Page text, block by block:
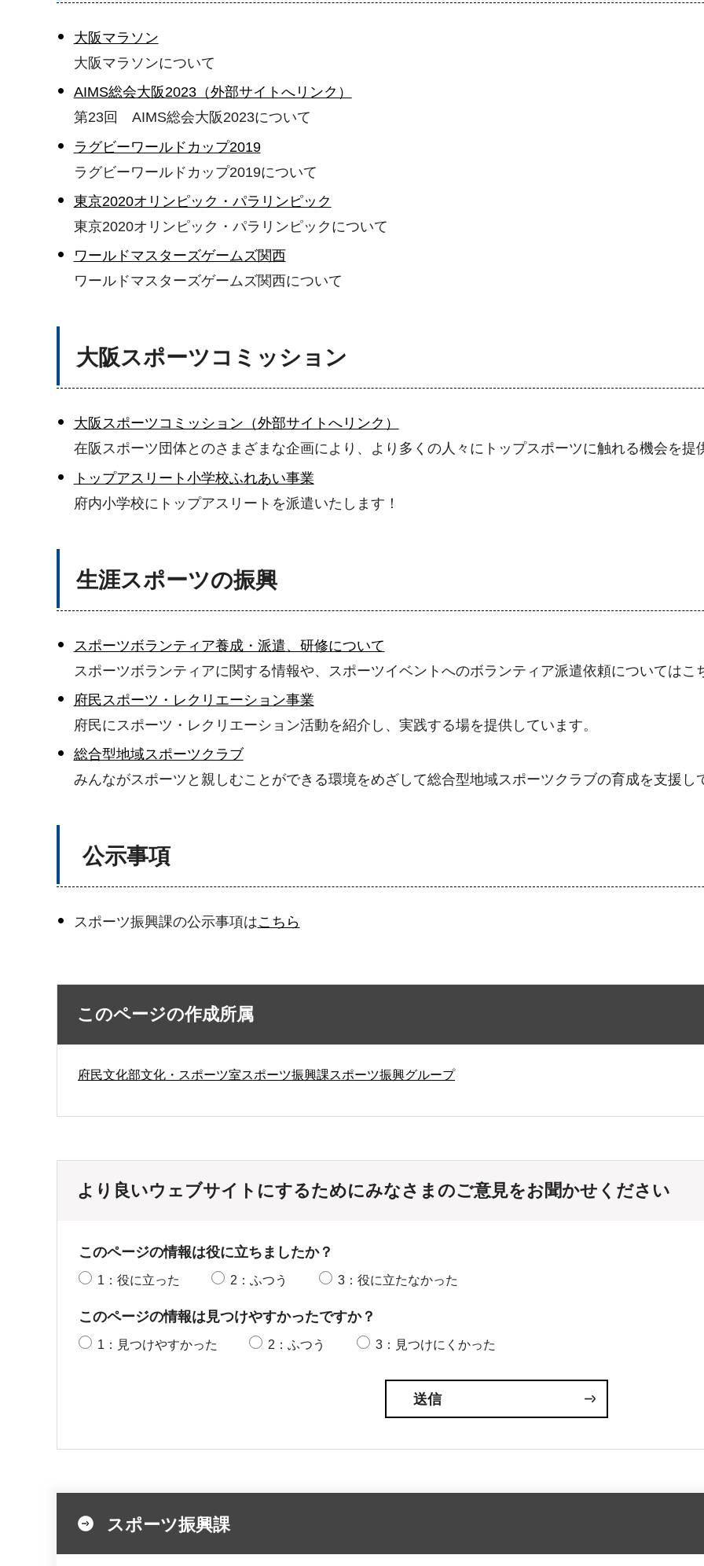
大阪マラソン
大阪マラソンについて
AIMS総会大阪2023（外部サイトへリンク）
第23回 AIMS総会大阪2023について
ラグビーワールドカップ2019
ラグビーワールドカップ2019について
東京2020オリンピック・パラリンピック
東京2020オリンピック・パラリンピックについて
ワールドマスターズゲームズ関西
ワールドマスターズゲームズ関西について
大阪スポーツコミッション
大阪スポーツコミッション（外部サイトへリンク）
在阪スポーツ団体とのさまざまな企画により、より多くの人々にトップスポーツに触れる機会を提
トップアスリート小学校ふれあい事業
府内小学校にトップアスリートを派遣いたします！
生涯スポーツの振興
スポーツボランティア養成・派遣、研修について
スポーツボランティアに関する情報や、スポーツイベントへのボランティア派遣依頼についてはこ
府民スポーツ・レクリエーション事業
府民にスポーツ・レクリエーション活動を紹介し、実践する場を提供しています。
総合型地域スポーツクラブ
みんながスポーツと親しむことができる環境をめざして総合型地域スポーツクラブの育成を支援し
公示事項
スポーツ振興課の公示事項はこちら
このページの作成所属
府民文化部文化・スポーツ室スポーツ振興課スポーツ振興グループ
より良いウェブサイトにするためにみなさまのご意見をお聞かせください
このページの情報は役に立ちましたか？
1：役に立った 2：ふつう 3：役に立たなかった
このページの情報は見つけやすかったですか？
1：見つけやすかった 2：ふつう 3：見つけにくかった
スポーツ振興課